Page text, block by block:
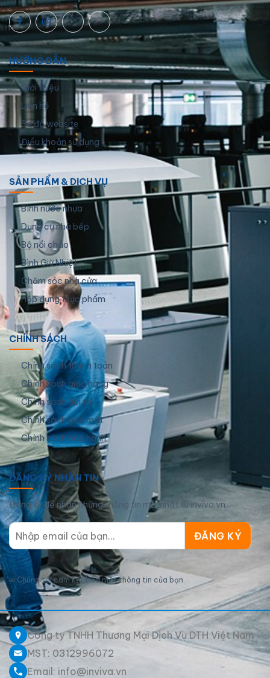
HƯỚNG DẪN
Giới thiệu
Liên hệ
Sơ đồ website
Điều khoản sử dụng
SẢN PHẨM & DỊCH VỤ
Bình nước nhựa
Dụng cụ nhà bếp
Bộ nồi chảo
Bình Giữ Nhiệt
Chăm sóc nhà cửa
Hộp đựng thực phẩm
CHÍNH SÁCH
Chính sách thanh toán
Chính sách giao hàng
Chính sách đổi trả
Chính sách bảo mật
Chính sách bảo hành
ĐĂNG KÝ NHẬN TIN
Đăng ký để nhận những thông tin mới nhất từ inviva.vn
✉ Chúng tôi cam kết bảo mật thông tin của bạn.
Công ty TNHH Thương Mại Dịch Vụ DTH Việt Nam
MST: 0312996072
Email: info@inviva.vn